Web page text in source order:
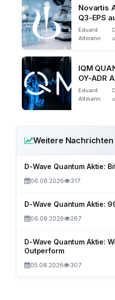
Novartis
Q3-EPS
Eduard
Altmann
IQM
OY-ADR
Sturz auf
Eduard
Altmann
Weitere Nachrichten
D-Wave Quantum Aktie:
06.08.2026 317
D-Wave Quantum Aktie:
06.08.2026 267
D-Wave Quantum Aktie:
Outperform
05.08.2026 307